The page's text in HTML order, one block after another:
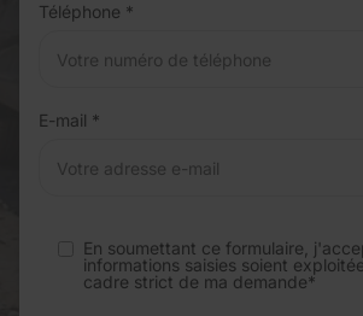
Téléphone *
E-mail *
En soumettant ce formulaire,
informations saisies soient
cadre strict de ma demande*